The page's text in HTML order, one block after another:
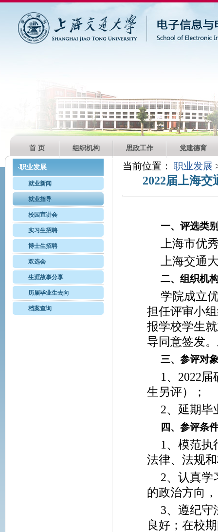
首 页 组织机构 思政工作 党建德育
·职业发展
就业新闻
就业指导
校园宣讲会
实习生招聘
博士生招聘
双选会
生涯故事分享
历届毕业生去向
档案查询
当前位置：职业发展
2022届上海
一、评选类
上海市优
上海交通
二、组织机
学院成立
担任评审小
报学校学生
导同意签发
三、参评对
1 、2022
生另评）；
2、延期毕
四、参评条
1 、模范执
法律、法规
2、认真学
的政治方向
3、遵纪守
良好；在校